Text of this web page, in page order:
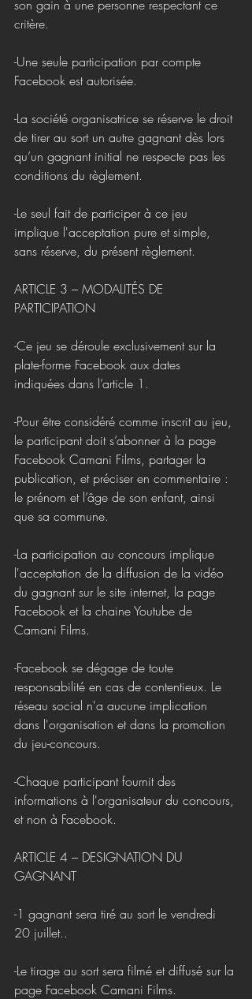
son gain à une personne respectant ce
critère.
-Une seule participation par compte
Facebook est autorisée.
-La société organisatrice se réserve le droit
de tirer au sort un autre gagnant dès lors
qu’un gagnant initial ne respecte pas les
conditions du règlement.
-Le seul fait de participer à ce jeu
implique l'acceptation pure et simple,
sans réserve, du présent règlement.
ARTICLE 3 – MODALITÉS DE
PARTICIPATION
-Ce jeu se déroule exclusivement sur la
plate-forme Facebook aux dates
indiquées dans l’article 1.
-Pour être considéré comme inscrit au jeu,
le participant doit s’abonner à la page
Facebook Camani Films, partager la
publication, et préciser en commentaire :
le prénom et l’âge de son enfant, ainsi
que sa commune.
-La participation au concours implique
l'acceptation de la diffusion de la vidéo
du gagnant sur le site internet, la page
Facebook et la chaine Youtube de
Camani Films.
-Facebook se dégage de toute
responsabilité en cas de contentieux. Le
réseau social n'a aucune implication
dans l'organisation et dans la promotion
du jeu-concours.
-Chaque participant fournit des
informations à l'organisateur du concours,
et non à Facebook.
ARTICLE 4 – DESIGNATION DU
GAGNANT
-1 gagnant sera tiré au sort le vendredi
20 juillet..
-Le tirage au sort sera filmé et diffusé sur la
page Facebook Camani Films.